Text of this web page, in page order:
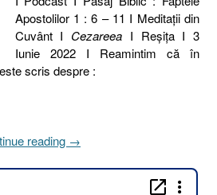
Apostolilor 1 : 6 – 11 I Meditaţii din
Cuvânt I Cezareea I Reşiţa I 3
Iunie 2022 I Reamintim că în
scris despre :
reading „154.
DOMNULUI
→